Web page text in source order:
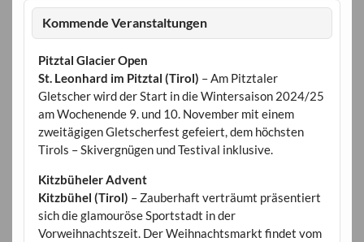
Kommende Veranstaltungen
Pitztal Glacier Open
St. Leonhard im Pitztal (Tirol) – Am Pitztaler
Gletscher wird der Start in die Wintersaison 2024/25
am Wochenende 9. und 10. November mit einem
zweitägigen Gletscherfest gefeiert, dem höchsten
Tirols – Skivergnügen und Testival inklusive.
Kitzbüheler Advent
Kitzbühel (Tirol) – Zauberhaft verträumt präsentiert
sich die glamouröse Sportstadt in der
Vorweihnachtszeit. Der Weihnachtsmarkt findet vom